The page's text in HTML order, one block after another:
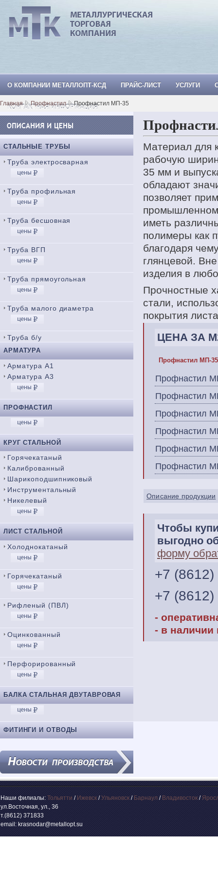
МеталлОпт-ксд: ТРУБА СТАЛЬНАЯ,
О КОМПАНИИ МЕТАЛЛОПТ-КСД ПРАЙС-ЛИСТ УСЛУГИ
КОНТАКТНАЯ ИНФОРМАЦИЯ
Главная Профнастил Профнастил МП-35
СТАЛЬНЫЕ ТРУБЫ
Труба электросварная
Труба профильная
Труба бесшовная
Труба ВГП
Труба прямоугольная
Труба малого диаметра
Труба б/у
АРМАТУРА
Арматура А1
Арматура А3
ПРОФНАСТИЛ
КРУГ СТАЛЬНОЙ
Горячекатаный
Калиброванный
Шарикоподшипниковый
Инструментальный
Никелевый
ЛИСТ СТАЛЬНОЙ
Холоднокатаный
Горячекатаный
Рифленый (ПВЛ)
Оцинкованный
Перфорированный
БАЛКА СТАЛЬНАЯ ДВУТАВРОВАЯ
ФИТИНГИ И ОТВОДЫ
Материал для
рабочую
35 мм и
обладают
позволяет
промышленном
иметь
полимеры как
благодаря
глянцевой.
изделия в
Прочностные
стали,
покрытия
ЦЕНА ЗА
Профнастил МП-35
Профнастил
Профнастил
Профнастил
Профнастил
Профнастил
Профнастил
Описание продукции
Чтобы
выгодно
форму
+7
+7
-
- в наличии
Наши филиалы:Тольятти / Ижевск /Ульяновск/ Барнаул/ Владивосток/
ул.Восточная, ул., 36
т.(8612) 371833
email: krasnodar@metallopt.su